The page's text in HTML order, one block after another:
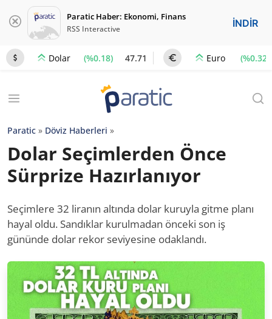
Paratic Haber: Ekonomi, Finans
RSS Interactive İNDİR
Dolar (%0.18) 47.71 Euro (%0.32)
Paratic » Döviz Haberleri »
Dolar Seçimlerden Önce
Sürprize Hazırlanıyor
Seçimlere 32 liranın altında dolar kuruyla gitme planı
hayal oldu. Sandıklar kurulmadan önceki son iş
gününde dolar rekor seviyesine odaklandı.